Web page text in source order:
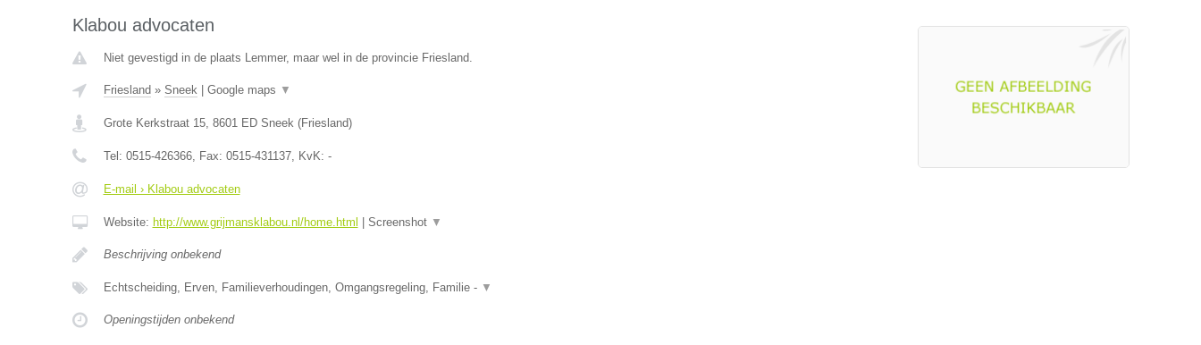
Klabou advocaten
Niet gevestigd in de plaats Lemmer, maar wel in de provincie Friesland.
Friesland » Sneek| Google maps ▼
Grote Kerkstraat 15, 8601 ED Sneek(Friesland)
Tel: 0515-426366, Fax: 0515-431137, KvK: -
E-mail › Klabou advocaten
Website: http://www.grijmansklabou.nl/home.html Screenshot ▼
Beschrijving onbekend
Echtscheiding, Erven, Familieverhoudingen, Omgangsregeling, Familie - ▼
Openingstijden onbekend